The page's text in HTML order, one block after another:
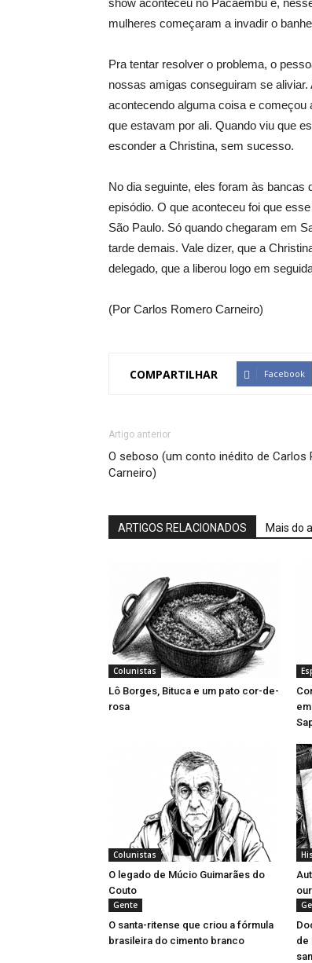
show aconteceu no Pacaembu e,
mulheres começaram a invadir o
Pra tentar resolver o problema, o
nossas amigas conseguiram se
acontecendo alguma coisa e começou
que estavam por ali. Quando viu que
esconder a Christina, sem sucesso.
No dia seguinte, eles foram às bancas
episódio. O que aconteceu foi que
São Paulo. Só quando chegaram em
tarde demais. Vale dizer, que a
delegado, que a liberou logo em
(Por Carlos Romero Carneiro)
COMPARTILHAR Facebook
Artigo anterior
O seboso (um conto inédito de Carlos
Carneiro)
ARTIGOS RELACIONADOS Mais do
Colunistas
Lô Borges, Bituca e um pato cor-de-
rosa
Colunistas
O legado de Múcio Guimarães do
Couto
Gente
O santa-ritense que criou a fórmula
brasileira do cimento branco
de